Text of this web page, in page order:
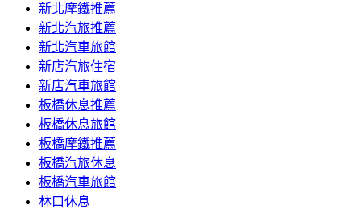
新北摩鐵推薦
新北汽旅推薦
新北汽車旅館
新店汽旅住宿
新店汽車旅館
板橋休息推薦
板橋休息旅館
板橋摩鐵推薦
板橋汽旅休息
板橋汽車旅館
林口休息